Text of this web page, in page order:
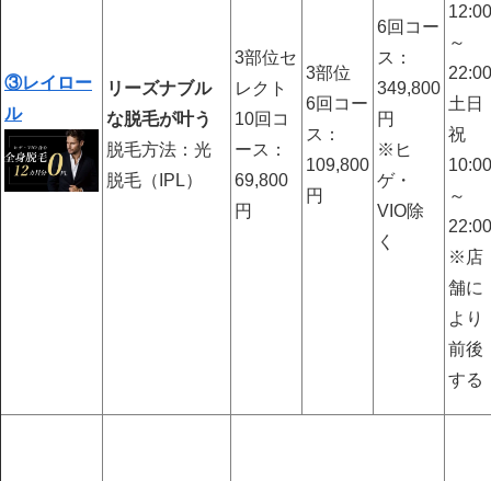
③レイロー
ル
リーズナブル
な脱毛が叶う
脱毛方法：光
脱毛（IPL）
3部位セ
レクト
10回コ
ース：
69,800
円
3部位
6回コー
ス：
109,800
円
6回コー
ス：
349,800
円
※ヒ
ゲ・
VIO除
く
12:00
～
22:00
土日
祝
10:00
～
22:00
※店
舗に
より
前後
する